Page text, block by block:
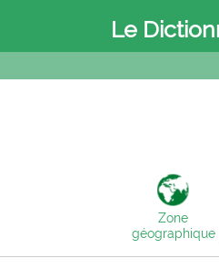
Le
Zone
géographique